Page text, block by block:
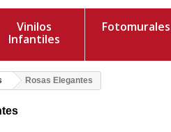
Vinilos
Infantiles
Fotomurales
Rosas Elegantes